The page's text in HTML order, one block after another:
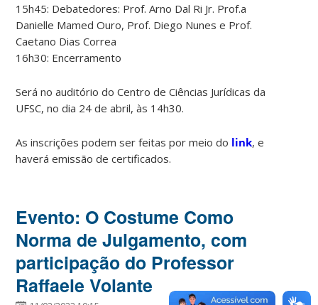
15h45: Debatedores: Prof. Arno Dal Ri Jr. Prof.a
Danielle Mamed Ouro, Prof. Diego Nunes e Prof.
Caetano Dias Correa
16h30: Encerramento
Será no auditório do Centro de Ciências Jurídicas da
UFSC, no dia 24 de abril, às 14h30.
As inscrições podem ser feitas por meio do link, e
haverá emissão de certificados.
Evento: O Costume Como
Norma de Julgamento, com
participação do Professor
Raffaele Volante